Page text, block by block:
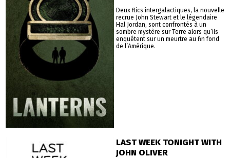
Deux flics intergalactiques, la nouvelle
recrue John Stewart et le légendaire
Hal Jordan, sont confrontés à un
sombre mystère sur Terre alors qu’ils
enquêtent sur un meurtre au fin fond
de l’Amérique.
LAST WEEK TONIGHT WITH
JOHN OLIVER